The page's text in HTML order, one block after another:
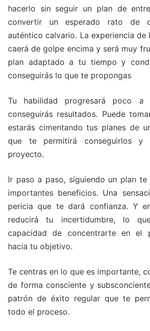
hacerlo sin seguir un plan de
convertir un esperado rato de
auténtico calvario. La experiencia de
caerá de golpe encima y será muy
plan adaptado a tu tiempo y
conseguirás lo que te propongas
Tu habilidad progresará poco
conseguirás resultados. Puede
estarás cimentando tus planes de
que te permitirá conseguirlos
proyecto.
Ir paso a paso, siguiendo un plan
importantes beneficios. Una
pericia que te dará confianza. Y
reducirá tu incertidumbre, lo
capacidad de concentrarte en el
hacia tu objetivo.
Te centras en lo que es importante,
de forma consciente y
patrón de éxito regular que te
todo el proceso.